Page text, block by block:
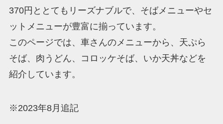
370円ととてもリーズナブルで、そばメニューやセ
ットメニューが豊富に揃っています。
このページでは、車さんのメニューから、天ぷら
そば、肉うどん、コロッケそば、いか天丼などを
紹介しています。
※2023年8月追記